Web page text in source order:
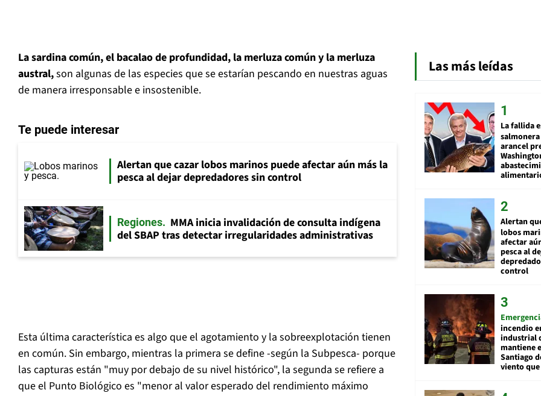
La sardina común, el bacalao de profundidad, la merluza común y la merluza
austral,son algunas de las especies que se estarían pescando en nuestras aguas
de manera irresponsable e insostenible.
Te puede interesar
Alertan que cazar lobos marinos puede afectar aún más la
pesca al dejar depredadores sin control
Regiones
MMA inicia invalidación de consulta indígena
del SBAP tras detectar irregularidades administrativas
Esta última característica es algo que el agotamiento y la sobreexplotación tienen
en común. Sin embargo, mientras la primera se define -según la Subpesca- porque
las capturas están "muy por debajo de su nivel histórico", la segunda se refiere a
que el Punto Biológico es "menor al valor esperado del rendimiento máximo
Las más leídas
La fallida
arancel
Alertan
lobos
afectar
pesca al
control
incendio
industrial
mantiene
Santiago
viento que